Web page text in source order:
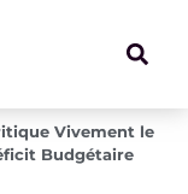
Vivement le
Budgétaire